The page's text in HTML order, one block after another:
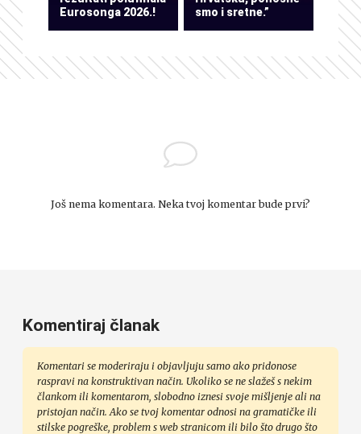
Eurosonga 2026.!
smo i sretne.”
Još nema komentara. Neka tvoj komentar bude prvi?
Komentiraj članak
Komentari se moderiraju i objavljuju samo ako pridonose
raspravi na konstruktivan način. Ukoliko se ne slažeš s nekim
člankom ili komentarom, slobodno iznesi svoje mišljenje ali na
pristojan način. Ako se tvoj komentar odnosi na gramatičke ili
stilske pogreške, problem s web stranicom ili bilo što drugo što